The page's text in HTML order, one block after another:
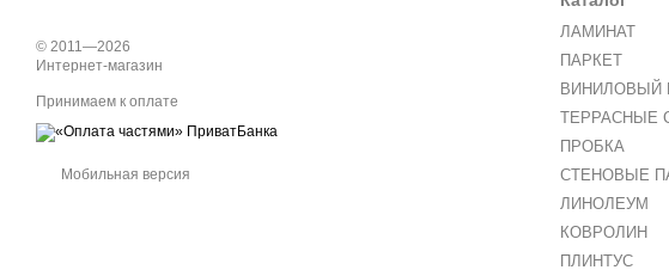
© 2011—2026
Интернет-магазин
Принимаем к оплате
Мобильная версия
ЛАМИНАТ
ПАРКЕТ
ВИНИЛОВЫЙ
ТЕРРАСНЫЕ
ПРОБКА
СТЕНОВЫЕ
ЛИНОЛЕУМ
КОВРОЛИН
ПЛИНТУС